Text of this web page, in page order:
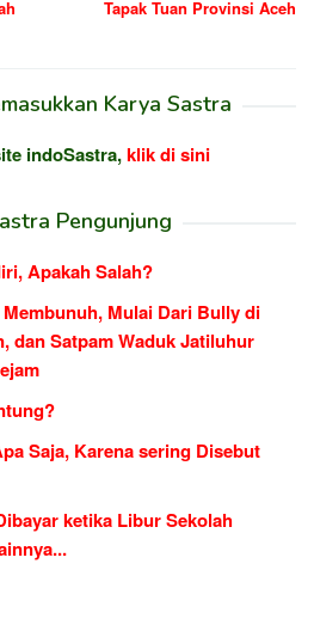
Tapak Tuan Provinsi Aceh
Karya Sastra
indoSastra,klik di sini
Pengunjung
Apakah Salah?
Mulai Dari Bully di
dan Satpam Waduk Jatiluhur
Saja, Karena sering Disebut
ketika Libur Sekolah